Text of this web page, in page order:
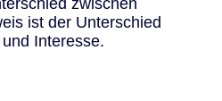
ist der Unterschied
Interesse.